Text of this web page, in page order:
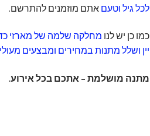
לכל גיל וטעם אתם מוזמנים להתרשם.
כמו כן יש לנו מחלקה שלמה של מארזי
יין ושלל מתנות במחירים ומבצעים
מתנה מושלמת – אתכם בכל אירוע.